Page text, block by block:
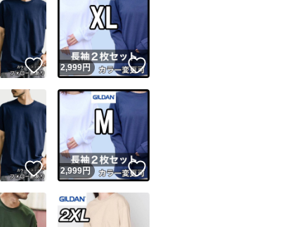
いいね！
2,999円 いいね！
いいね！
2,999円 いいね！